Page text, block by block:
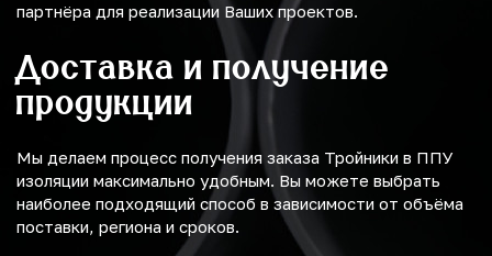
партнёра для реализации Ваших проектов.
Доставка и получение
продукции
Мы делаем процесс получения заказа Тройники в ППУ
изоляции максимально удобным. Вы можете выбрать
наиболее подходящий способ в зависимости от объёма
поставки, региона и сроков.